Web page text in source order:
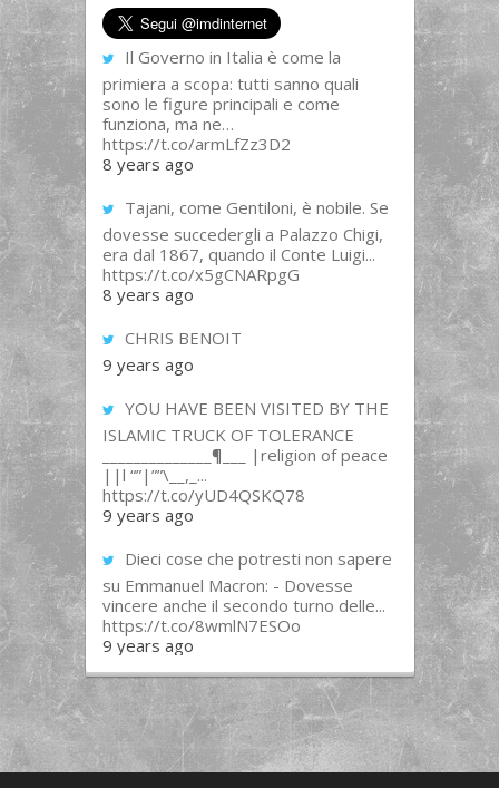
Il Governo in Italia è come la
primiera a scopa: tutti sanno quali
sono le figure principali e come
funziona, ma ne…
https://t.co/armLfZz3D2
8 years ago
Tajani, come Gentiloni, è nobile. Se
dovesse succedergli a Palazzo Chigi,
era dal 1867, quando il Conte Luigi...
https://t.co/x5gCNARpgG
8 years ago
CHRIS BENOIT
9 years ago
YOU HAVE BEEN VISITED BY THE
ISLAMIC TRUCK OF TOLERANCE
______________¶___ |religion of peace
||l “”|””\__,_...
https://t.co/yUD4QSKQ78
9 years ago
Dieci cose che potresti non sapere
su Emmanuel Macron: - Dovesse
vincere anche il secondo turno delle...
https://t.co/8wmlN7ESOo
9 years ago